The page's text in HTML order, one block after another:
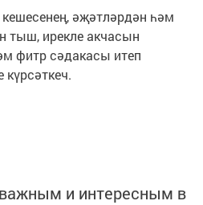
әҗәтләрдән һәм
тыш, ирекле акчасын
фитр сәдакасы итеп
и интересным в